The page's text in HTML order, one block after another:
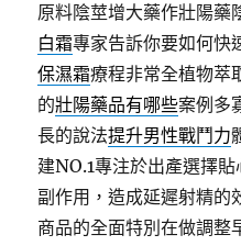
原料陰莖增大藥作壯陽藥
白霜專家告訴你要如何快
保濕霜療程非常全植物萃
的壯陽藥品有哪些案例多
長的說法提升男性戰鬥力
建NO.1專注於出產選擇貼
副作用，造成延遲射精的
商品的全面特別在做調整